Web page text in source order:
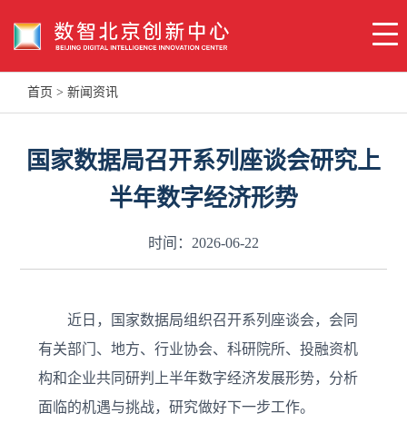
首页 > 新闻资讯
国家数据局召开系列座谈会研究上
半年数字经济形势
时间：2026-06-22
近日，国家数据局组织召开系列座谈会，会同
有关部门、地方、行业协会、科研院所、投融资机
构和企业共同研判上半年数字经济发展形势，分析
面临的机遇与挑战，研究做好下一步工作。